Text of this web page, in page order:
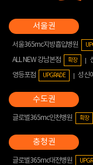
서울365mc지방흡입병원
ALL NEW 강남본점 확장
영등포점
UPGRADE 성신
글로벌365mc인천병원 확장
글로벌365mc대전병원